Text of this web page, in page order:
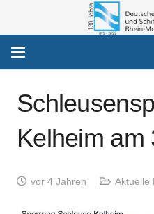
Kelheim am
vor 4 Jahren Aktuelle